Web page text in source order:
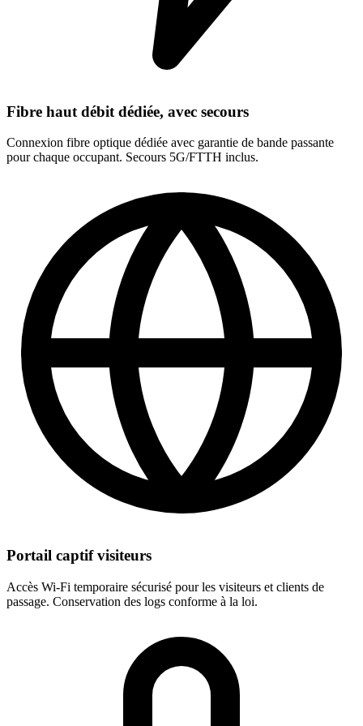
Fibre haut débit dédiée, avec secours
Connexion fibre optique dédiée avec garantie de bande passante
pour chaque occupant. Secours 5G/FTTH inclus.
Portail captif visiteurs
Accès Wi-Fi temporaire sécurisé pour les visiteurs et clients de
passage. Conservation des logs conforme à la loi.